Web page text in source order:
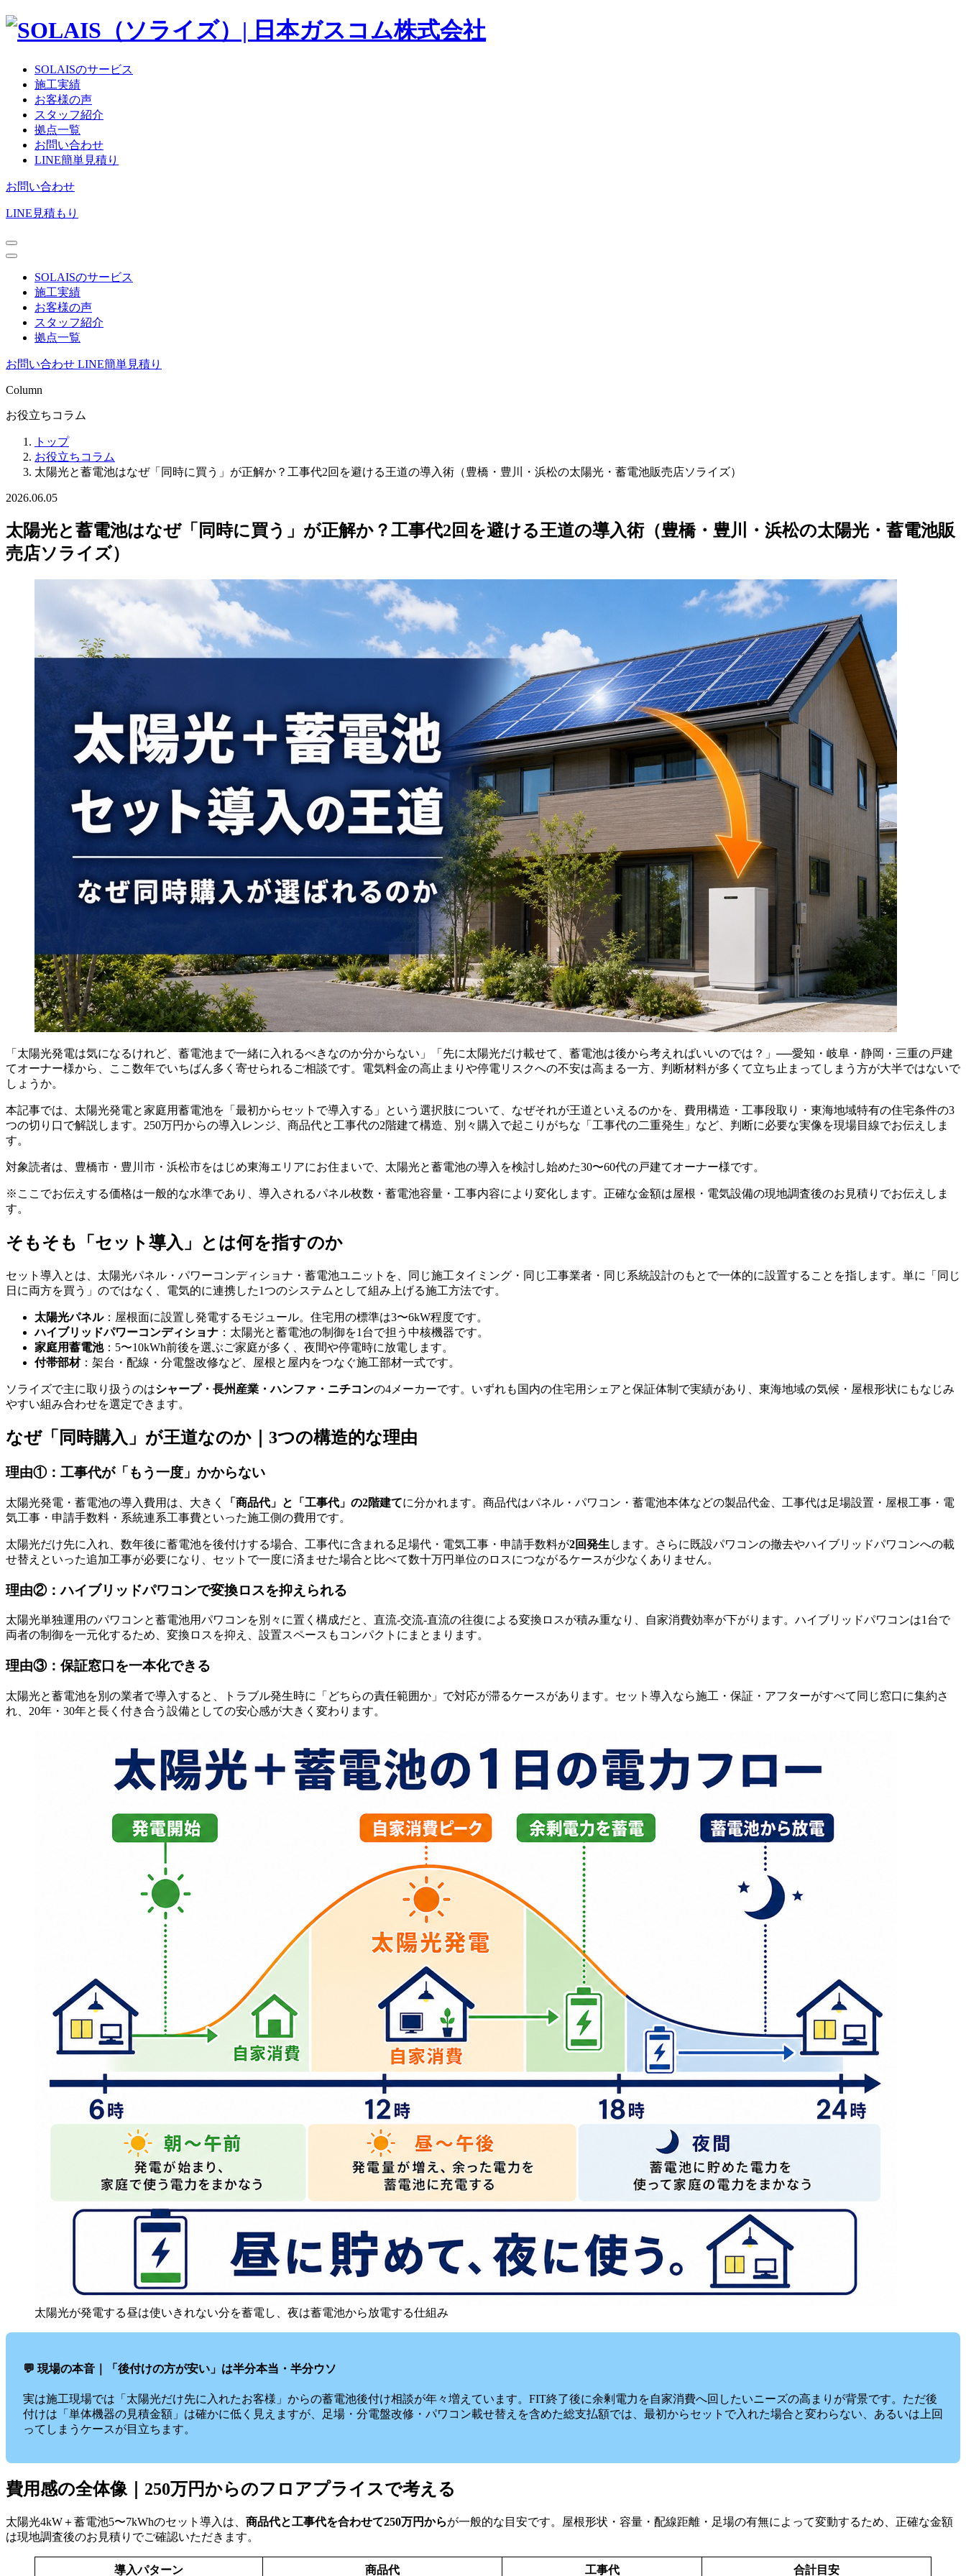
SOLAISのサービス
施工実績
お客様の声
スタッフ紹介
拠点一覧
お問い合わせ
LINE簡単見積り
お問い合わせ
LINE見積もり
SOLAISのサービス
施工実績
お客様の声
スタッフ紹介
拠点一覧
お問い合わせ LINE簡単見積り
Column
お役立ちコラム
トップ
お役立ちコラム
太陽光と蓄電池はなぜ「同時に買う」が正解か？工事代2回を避ける王道の導入術（豊橋・豊川・浜松の太陽光・蓄電池販売店ソライズ）
2026.06.05
太陽光と蓄電池はなぜ「同時に買う」が正解か？工事代2回を避ける王道の導入術（豊橋・豊川・浜松の太陽光・蓄電池販
売店ソライズ）
「太陽光発電は気になるけれど、蓄電池まで一緒に入れるべきなのか分からない」「先に太陽光だけ載せて、蓄電池は後から考えればいいのでは？」──愛知・岐阜・静岡・三重の戸建
てオーナー様から、ここ数年でいちばん多く寄せられるご相談です。電気料金の高止まりや停電リスクへの不安は高まる一方、判断材料が多くて立ち止まってしまう方が大半ではないで
しょうか。
本記事では、太陽光発電と家庭用蓄電池を「最初からセットで導入する」という選択肢について、なぜそれが王道といえるのかを、費用構造・工事段取り・東海地域特有の住宅条件の3
つの切り口で解説します。250万円からの導入レンジ、商品代と工事代の2階建て構造、別々購入で起こりがちな「工事代の二重発生」など、判断に必要な実像を現場目線でお伝えしま
す。
対象読者は、豊橋市・豊川市・浜松市をはじめ東海エリアにお住まいで、太陽光と蓄電池の導入を検討し始めた30〜60代の戸建てオーナー様です。
※ここでお伝えする価格は一般的な水準であり、導入されるパネル枚数・蓄電池容量・工事内容により変化します。正確な金額は屋根・電気設備の現地調査後のお見積りでお伝えしま
す。
そもそも「セット導入」とは何を指すのか
セット導入とは、太陽光パネル・パワーコンディショナ・蓄電池ユニットを、同じ施工タイミング・同じ工事業者・同じ系統設計のもとで一体的に設置することを指します。単に「同じ
日に両方を買う」のではなく、電気的に連携した1つのシステムとして組み上げる施工方法です。
太陽光パネル：屋根面に設置し発電するモジュール。住宅用の標準は3〜6kW程度です。
ハイブリッドパワーコンディショナ ：太陽光と蓄電池の制御を1台で担う中核機器です。
家庭用蓄電池：5〜10kWh前後を選ぶご家庭が多く、夜間や停電時に放電します。
付帯部材：架台・配線・分電盤改修など、屋根と屋内をつなぐ施工部材一式です。
ソライズで主に取り扱うのはシャープ・長州産業・ハンファ・ニチコンの4メーカーです。いずれも国内の住宅用シェアと保証体制で実績があり、東海地域の気候・屋根形状にもなじみ
やすい組み合わせを選定できます。
なぜ「同時購入」が王道なのか｜3つの構造的な理由
理由①：工事代が「もう一度」かからない
太陽光発電・蓄電池の導入費用は、大きく 「商品代」と「工事代」の2階建てに分かれます。商品代はパネル・パワコン・蓄電池本体などの製品代金、工事代は足場設置・屋根工事・電
気工事・申請手数料・系統連系工事費といった施工側の費用です。
太陽光だけ先に入れ、数年後に蓄電池を後付けする場合、工事代に含まれる足場代・電気工事・申請手数料が2回発生 します。さらに既設パワコンの撤去やハイブリッドパワコンへの載
せ替えといった追加工事が必要になり、セットで一度に済ませた場合と比べて数十万円単位のロスにつながるケースが少なくありません。
理由②：ハイブリッドパワコンで変換ロスを抑えられる
太陽光単独運用のパワコンと蓄電池用パワコンを別々に置く構成だと、直流-交流-直流の往復による変換ロスが積み重なり、自家消費効率が下がります。ハイブリッドパワコンは1台で
両者の制御を一元化するため、変換ロスを抑え、設置スペースもコンパクトにまとまります。
理由③：保証窓口を一本化できる
太陽光と蓄電池を別の業者で導入すると、トラブル発生時に「どちらの責任範囲か」で対応が滞るケースがあります。セット導入なら施工・保証・アフターがすべて同じ窓口に集約さ
れ、20年・30年と長く付き合う設備としての安心感が大きく変わります。
太陽光が発電する昼は使いきれない分を蓄電し、夜は蓄電池から放電する仕組み
💬 現場の本音｜「後付けの方が安い」は半分本当・半分ウソ
実は施工現場では「太陽光だけ先に入れたお客様」からの蓄電池後付け相談が年々増えています。FIT終了後に余剰電力を自家消費へ回したいニーズの高まりが背景です。ただ後
付けは「単体機器の見積金額」は確かに低く見えますが、足場・分電盤改修・パワコン載せ替えを含めた総支払額では、最初からセットで入れた場合と変わらない、あるいは上回
ってしまうケースが目立ちます。
費用感の全体像｜250万円からのフロアプライスで考える
太陽光4kW＋蓄電池5〜7kWhのセット導入は、 商品代と工事代を合わせて250万円からが一般的な目安です。屋根形状・容量・配線距離・足場の有無によって変動するため、正確な金額
は現地調査後のお見積りでご確認いただきます。
導入パターン 商品代 工事代 合計目安